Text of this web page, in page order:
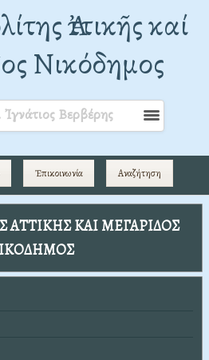
Ἀττικῆς καί
Νικόδημος
Βερβέρης
Ἐπικοινωνία Αναζήτηση
ΚΑΙ ΜΕΓΑΡΙΔΟΣ